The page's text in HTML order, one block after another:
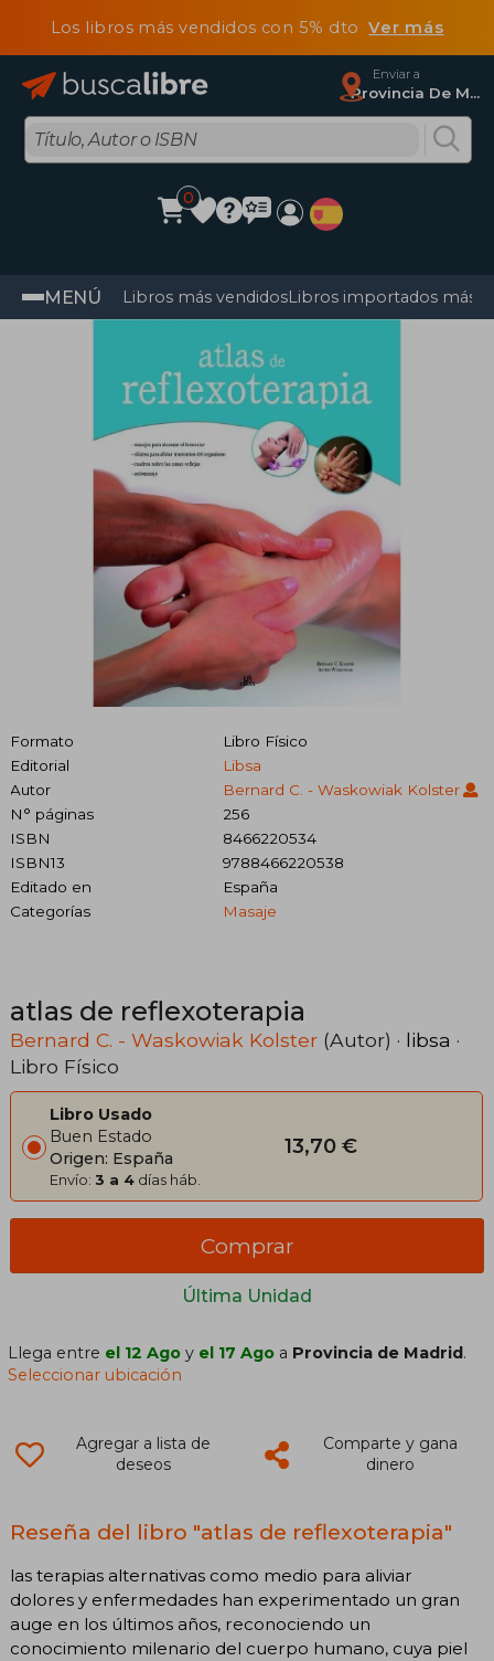
Los libros más vendidos con 5% dtoVer más
Enviar a
Provincia De Madrid
0
MENÚ Libros más vendidosLibros importados más
Formato
Libro Físico
Editorial
Libsa
Autor
Bernard C. - Waskowiak Kolster
N° páginas
256
ISBN
8466220534
ISBN13
9788466220538
Editado en
España
Categorías
Masaje
atlas de reflexoterapia
Bernard C. - Waskowiak Kolster (Autor) · libsa ·
Libro Físico
Libro Usado
Buen Estado
Origen: España
Envío: 3 a 4 días háb.
13,70 €
Última Unidad
Comprar
Llega entre el 12 Ago y el 17 Ago a Provincia de Madrid .
Seleccionar ubicación
Agregar a lista de
deseos
Comparte y gana
dinero
Reseña del libro "atlas de reflexoterapia"
las terapias alternativas como medio para aliviar
dolores y enfermedades han experimentado un gran
auge en los últimos años, reconociendo un
conocimiento milenario del cuerpo humano, cuya piel